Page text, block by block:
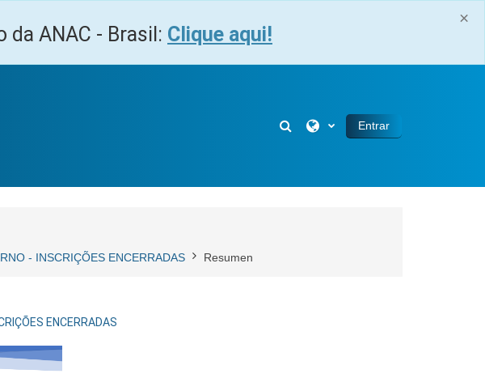
×
ANAC - Brasil: Clique aqui!
Selector de búsqueda de
Entrar
- INSCRIÇÕES ENCERRADAS Resumen
ENCERRADAS